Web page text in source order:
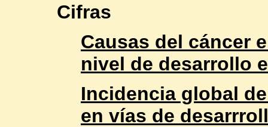
Cifras
Causas del cáncer
nivel de desarrollo
Incidencia global
en vías de